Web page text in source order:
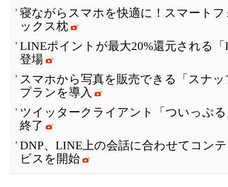
寝ながらスマホを快適に！スマート
ックス枕
LINEポイントが最大20%還元される
登場
スマホから写真を販売できる「スナ
プランを導入
ツイッタークライアント「ついっぷ
終了
DNP、LINE上の会話に合わせてコン
ビスを開始